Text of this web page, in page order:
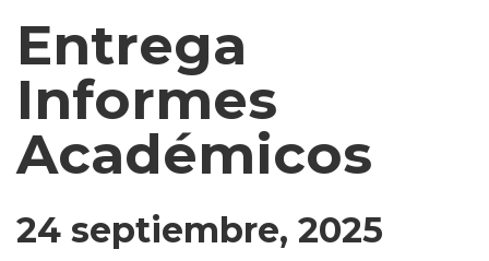
Entrega
Informes
Académicos
24 septiembre, 2025